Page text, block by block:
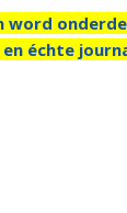
word
échte